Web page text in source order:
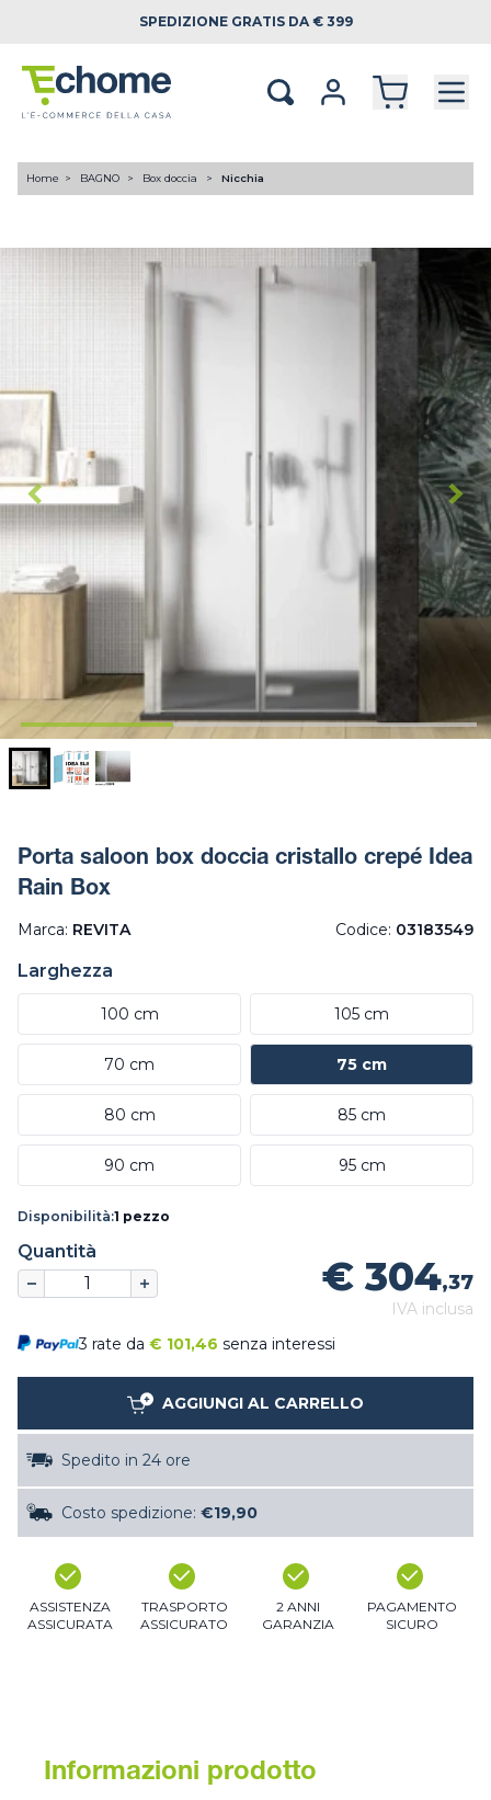
SPEDIZIONE GRATIS DA € 399
Home BAGNO Box doccia Nicchia
Porta saloon box doccia cristallo crepé Idea
Rain Box
Marca: REVITA Codice: 03183549
Larghezza
100 cm 105 cm
70 cm 75 cm
80 cm 85 cm
90 cm 95 cm
Disponibilità:1 pezzo
Quantità
€ 304,37
IVA inclusa
3 rate da € 101,46 senza interessi
AGGIUNGI AL CARRELLO
Spedito in 24 ore
Costo spedizione: €19,90
ASSISTENZA
ASSICURATA
TRASPORTO
ASSICURATO
2 ANNI
GARANZIA
PAGAMENTO
SICURO
Informazioni prodotto